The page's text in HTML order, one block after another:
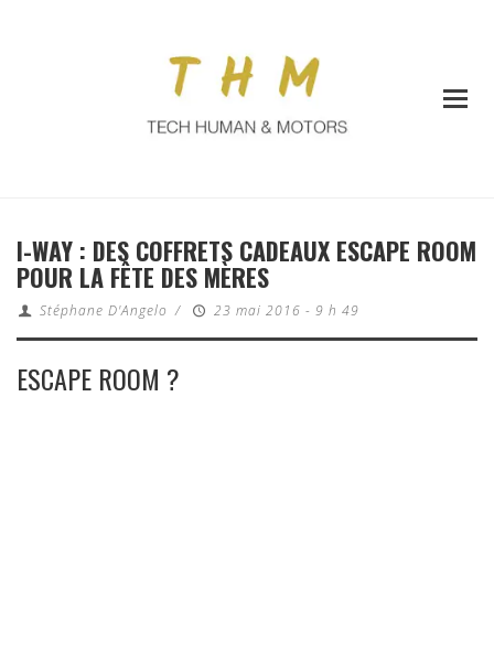
I-WAY : DES COFFRETS CADEAUX ESCAPE ROOM
POUR LA FÊTE DES MÈRES
Stéphane D'Angelo / 23 mai 2016 - 9 h 49
ESCAPE ROOM ?